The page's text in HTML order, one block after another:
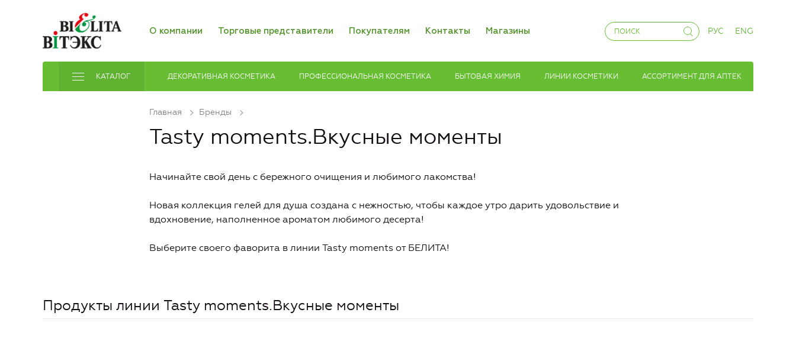
О компании Торговые представители Покупателям Контакты Магазины РУС ENG
КАТАЛОГ ДЕКОРАТИВНАЯ КОСМЕТИКА ПРОФЕССИОНАЛЬНАЯ КОСМЕТИКА БЫТОВАЯ ХИМИЯ ЛИНИИ КОСМЕТИКИ АССОРТИМЕНТ ДЛЯ АПТЕК
Главная Бренды
Tasty moments.Вкусные моменты
Начинайте свой день с бережного очищения и любимого лакомства!
Новая коллекция гелей для душа создана с нежностью, чтобы каждое утро дарить удовольствие и
вдохновение, наполненное ароматом любимого десерта!
Выберите своего фаворита в линии Tasty moments от БЕЛИТА!
Продукты линии Tasty moments.Вкусные моменты